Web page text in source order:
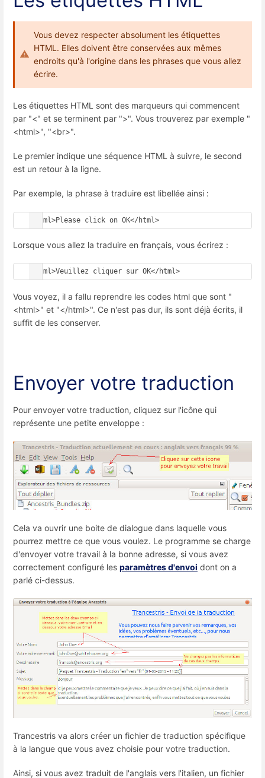
Vous devez respecter absolument les étiquettes
HTML. Elles doivent être conservées aux mêmes
endroits qu'à l'origine dans les phrases que vous allez
écrire.
Les étiquettes HTML sont des marqueurs qui commencent
par "<" et se terminent par ">". Vous trouverez par exemple "
<html>", "<br>".
Le premier indique une séquence HTML à suivre, le second
est un retour à la ligne.
Par exemple, la phrase à traduire est libellée ainsi :
<html>Please click on OK</html>
Lorsque vous allez la traduire en français, vous écrirez :
<html>Veuillez cliquer sur OK</html>
Vous voyez, il a fallu reprendre les codes html que sont "
<html>" et "</html>". Ce n'est pas dur, ils sont déjà écrits, il
suffit de les conserver.
Envoyer votre traduction
Pour envoyer votre traduction, cliquez sur l'icône qui
représente une petite enveloppe :
Cela va ouvrir une boite de dialogue dans laquelle vous
pourrez mettre ce que vous voulez. Le programme se charge
d'envoyer votre travail à la bonne adresse, si vous avez
correctement configuré les paramètres d'envoi dont on a
parlé ci-dessus.
Trancestris va alors créer un fichier de traduction spécifique
à la langue que vous avez choisie pour votre traduction.
Ainsi, si vous avez traduit de l'anglais vers l'italien, un fichier